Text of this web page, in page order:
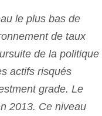
le plus bas de
de taux
de la politique
actifs risqués
grade. Le
2013. Ce niveau